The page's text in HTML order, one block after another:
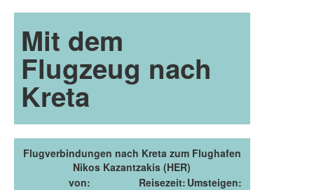
Mit dem
Flugzeug nach
Kreta
Flugverbindungen nach Kreta zum Flughafen
Nikos Kazantzakis (HER)
von:
Reisezeit: Umsteigen: